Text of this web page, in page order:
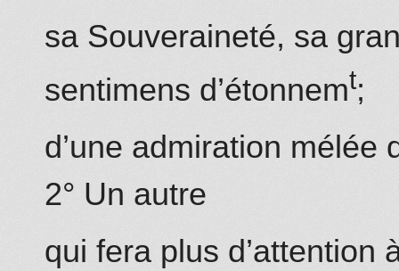
sa Souveraineté, sa
sentimens d’étonnemt;
d’une admiration mélée
2° Un autre
qui fera plus d’attention